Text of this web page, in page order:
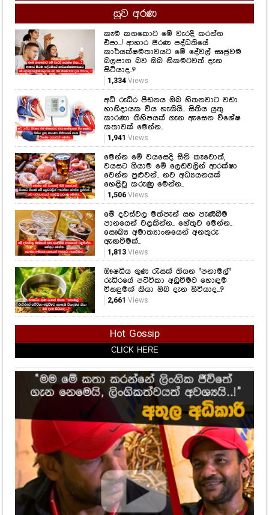
සුව අරණ
කෑම කනකොට මේ වැරදි කරන්න
එපා...! ආහාර ජීරණ පද්ධතියේ
කාර්යක්ෂමතාවයට මේ දේවල් සෘජුවම
බලපාන බව ඔබ නිකමටවත් දැන
සිටියාද..?
1,334Views
අධි රුධිර පීඩනය ඔබ හිතනවාට වඩා
හානිදායක විය හැකියි.. සිතිය යුතු
කාරණා කිහිපයක් ගැන ඇසෙන විශේෂ
කතාවක් මෙන්න..
1,941 Views
මෙන්න මේ වයසෙදි සීනි කෑවොත්,
වයසට ගියාම මේ ලෙඩවලින් ආරක්ෂා
වෙන්න පුළුවන්.. නව අධ්‍යයනයක්
හෙළිවූ කරුණු මෙන්න..
1,506Views
මේ දවස්වල මත්පැන් සහ පැණිබීම
පානයෙන් වළකින්න.. හේතුව මෙන්න..
සෞඛ්‍ය අමාත්‍යාංශයෙන් අනතුරු
ඇඟවීමක්..
1,813Views
ඖෂධීය ගුණ රැසක් තියන "පනාමල්"
රුධිරයේ පට්ටිකා අඩුවීමට හොඳම
විසඳුමක් කියා ඔබ දැන සිටියාද...?
2,661 Views
Hot Gossip
CLICK HERE